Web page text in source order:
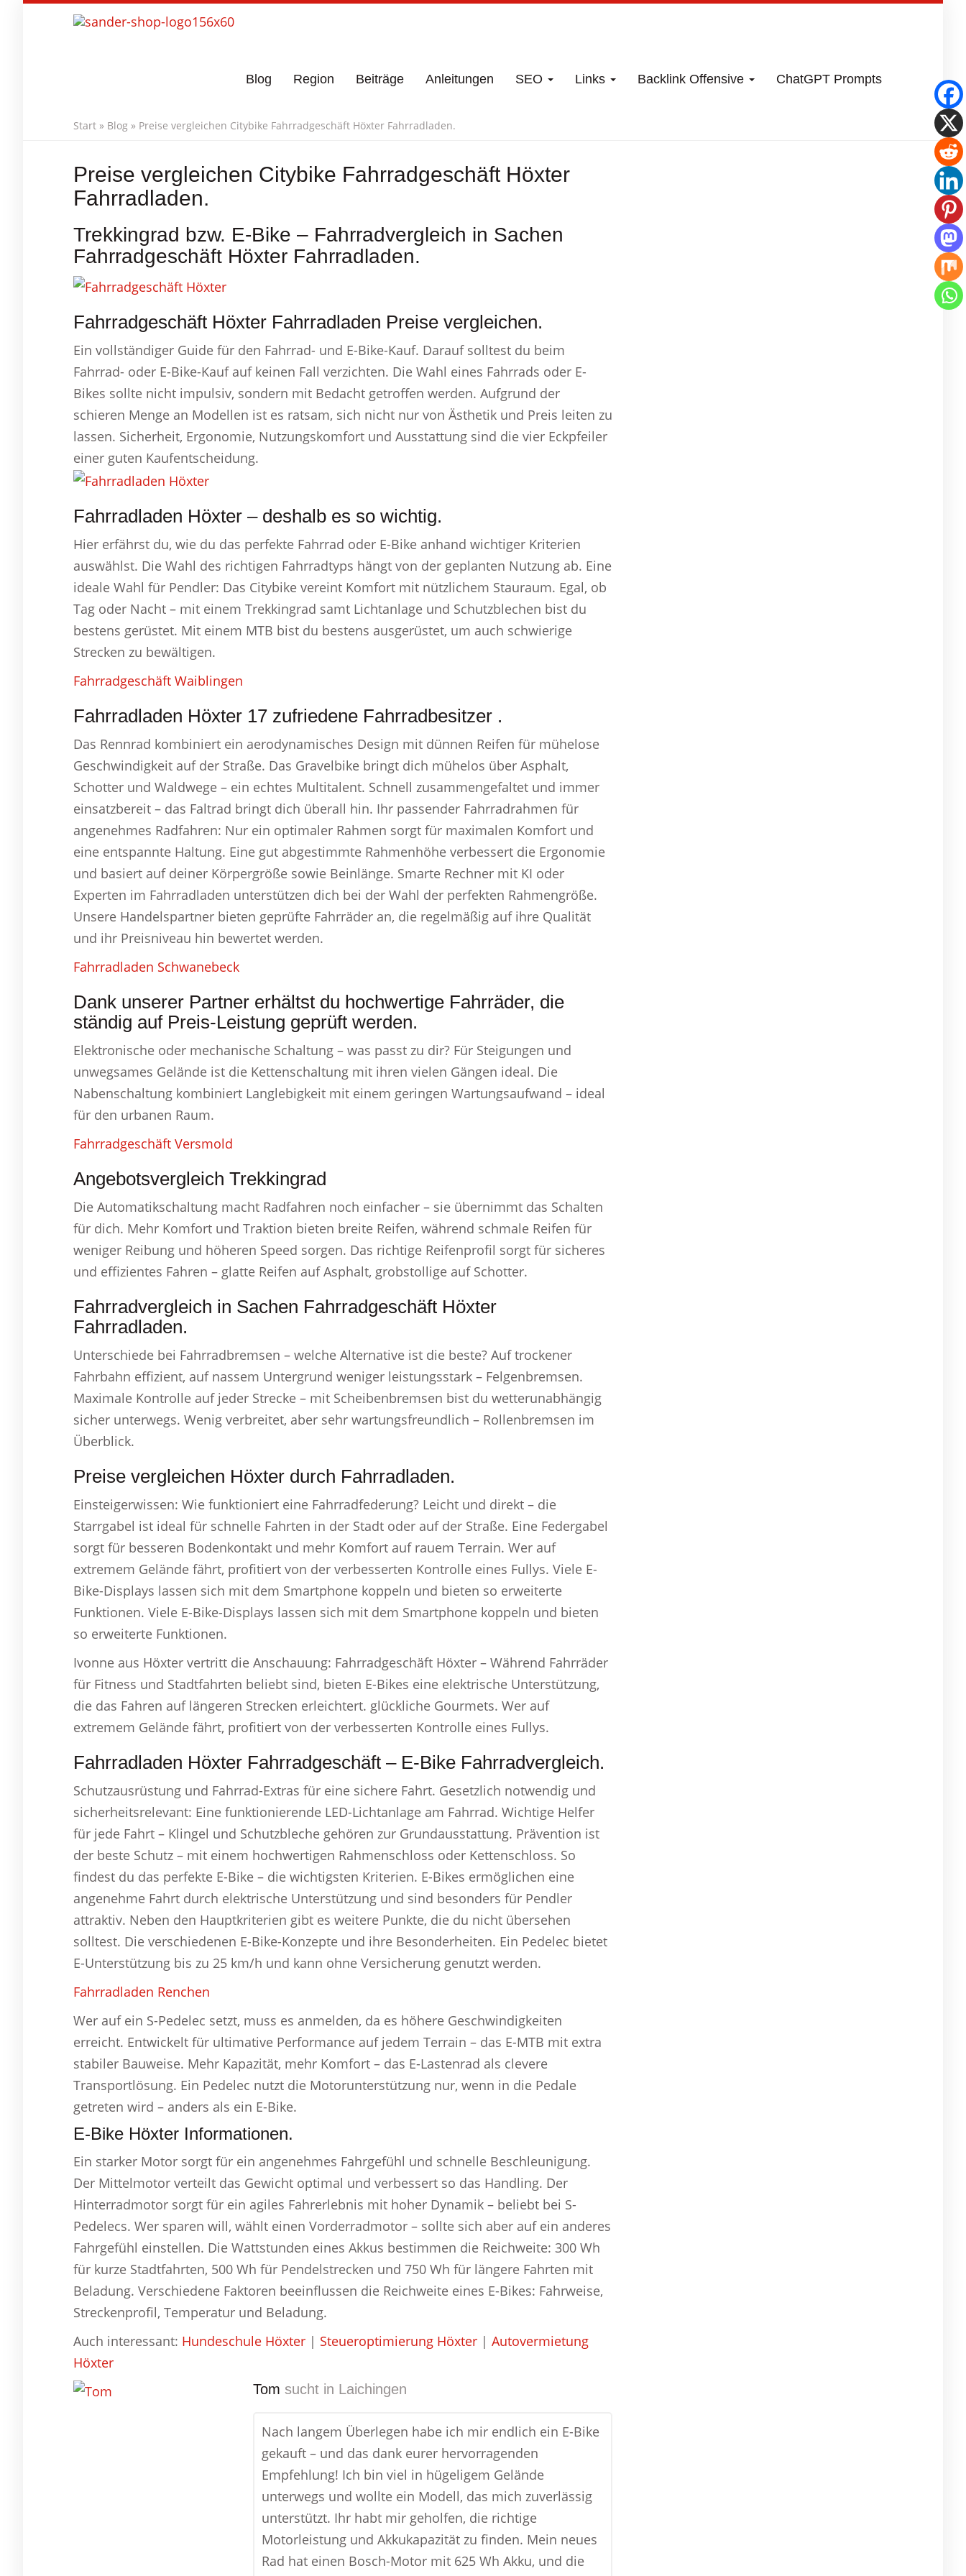
Blog Region Beiträge Anleitungen SEO Links Backlink Offensive ChatGPT Prompts
Start » Blog » Preise vergleichen Citybike Fahrradgeschäft Höxter Fahrradladen.
Preise vergleichen Citybike Fahrradgeschäft Höxter
Fahrradladen.
Trekkingrad bzw. E-Bike – Fahrradvergleich in Sachen
Fahrradgeschäft Höxter Fahrradladen.
Fahrradgeschäft Höxter Fahrradladen Preise vergleichen.
Ein vollständiger Guide für den Fahrrad- und E-Bike-Kauf. Darauf solltest du beim
Fahrrad- oder E-Bike-Kauf auf keinen Fall verzichten. Die Wahl eines Fahrrads oder E-
Bikes sollte nicht impulsiv, sondern mit Bedacht getroffen werden. Aufgrund der
schieren Menge an Modellen ist es ratsam, sich nicht nur von Ästhetik und Preis leiten zu
lassen. Sicherheit, Ergonomie, Nutzungskomfort und Ausstattung sind die vier Eckpfeiler
einer guten Kaufentscheidung.
Fahrradladen Höxter – deshalb es so wichtig.
Hier erfährst du, wie du das perfekte Fahrrad oder E-Bike anhand wichtiger Kriterien
auswählst. Die Wahl des richtigen Fahrradtyps hängt von der geplanten Nutzung ab. Eine
ideale Wahl für Pendler: Das Citybike vereint Komfort mit nützlichem Stauraum. Egal, ob
Tag oder Nacht – mit einem Trekkingrad samt Lichtanlage und Schutzblechen bist du
bestens gerüstet. Mit einem MTB bist du bestens ausgerüstet, um auch schwierige
Strecken zu bewältigen.
Fahrradgeschäft Waiblingen
Fahrradladen Höxter 17 zufriedene Fahrradbesitzer .
Das Rennrad kombiniert ein aerodynamisches Design mit dünnen Reifen für mühelose
Geschwindigkeit auf der Straße. Das Gravelbike bringt dich mühelos über Asphalt,
Schotter und Waldwege – ein echtes Multitalent. Schnell zusammengefaltet und immer
einsatzbereit – das Faltrad bringt dich überall hin. Ihr passender Fahrradrahmen für
angenehmes Radfahren: Nur ein optimaler Rahmen sorgt für maximalen Komfort und
eine entspannte Haltung. Eine gut abgestimmte Rahmenhöhe verbessert die Ergonomie
und basiert auf deiner Körpergröße sowie Beinlänge. Smarte Rechner mit KI oder
Experten im Fahrradladen unterstützen dich bei der Wahl der perfekten Rahmengröße.
Unsere Handelspartner bieten geprüfte Fahrräder an, die regelmäßig auf ihre Qualität
und ihr Preisniveau hin bewertet werden.
Fahrradladen Schwanebeck
Dank unserer Partner erhältst du hochwertige Fahrräder, die
ständig auf Preis-Leistung geprüft werden.
Elektronische oder mechanische Schaltung – was passt zu dir? Für Steigungen und
unwegsames Gelände ist die Kettenschaltung mit ihren vielen Gängen ideal. Die
Nabenschaltung kombiniert Langlebigkeit mit einem geringen Wartungsaufwand – ideal
für den urbanen Raum.
Fahrradgeschäft Versmold
Angebotsvergleich Trekkingrad
Die Automatikschaltung macht Radfahren noch einfacher – sie übernimmt das Schalten
für dich. Mehr Komfort und Traktion bieten breite Reifen, während schmale Reifen für
weniger Reibung und höheren Speed sorgen. Das richtige Reifenprofil sorgt für sicheres
und effizientes Fahren – glatte Reifen auf Asphalt, grobstollige auf Schotter.
Fahrradvergleich in Sachen Fahrradgeschäft Höxter
Fahrradladen.
Unterschiede bei Fahrradbremsen – welche Alternative ist die beste? Auf trockener
Fahrbahn effizient, auf nassem Untergrund weniger leistungsstark – Felgenbremsen.
Maximale Kontrolle auf jeder Strecke – mit Scheibenbremsen bist du wetterunabhängig
sicher unterwegs. Wenig verbreitet, aber sehr wartungsfreundlich – Rollenbremsen im
Überblick.
Preise vergleichen Höxter durch Fahrradladen.
Einsteigerwissen: Wie funktioniert eine Fahrradfederung? Leicht und direkt – die
Starrgabel ist ideal für schnelle Fahrten in der Stadt oder auf der Straße. Eine Federgabel
sorgt für besseren Bodenkontakt und mehr Komfort auf rauem Terrain. Wer auf
extremem Gelände fährt, profitiert von der verbesserten Kontrolle eines Fullys. Viele E-
Bike-Displays lassen sich mit dem Smartphone koppeln und bieten so erweiterte
Funktionen. Viele E-Bike-Displays lassen sich mit dem Smartphone koppeln und bieten
so erweiterte Funktionen.
Ivonne aus Höxter vertritt die Anschauung: Fahrradgeschäft Höxter – Während Fahrräder
für Fitness und Stadtfahrten beliebt sind, bieten E-Bikes eine elektrische Unterstützung,
die das Fahren auf längeren Strecken erleichtert. glückliche Gourmets. Wer auf
extremem Gelände fährt, profitiert von der verbesserten Kontrolle eines Fullys.
Fahrradladen Höxter Fahrradgeschäft – E-Bike Fahrradvergleich.
Schutzausrüstung und Fahrrad-Extras für eine sichere Fahrt. Gesetzlich notwendig und
sicherheitsrelevant: Eine funktionierende LED-Lichtanlage am Fahrrad. Wichtige Helfer
für jede Fahrt – Klingel und Schutzbleche gehören zur Grundausstattung. Prävention ist
der beste Schutz – mit einem hochwertigen Rahmenschloss oder Kettenschloss. So
findest du das perfekte E-Bike – die wichtigsten Kriterien. E-Bikes ermöglichen eine
angenehme Fahrt durch elektrische Unterstützung und sind besonders für Pendler
attraktiv. Neben den Hauptkriterien gibt es weitere Punkte, die du nicht übersehen
solltest. Die verschiedenen E-Bike-Konzepte und ihre Besonderheiten. Ein Pedelec bietet
E-Unterstützung bis zu 25 km/h und kann ohne Versicherung genutzt werden.
Fahrradladen Renchen
Wer auf ein S-Pedelec setzt, muss es anmelden, da es höhere Geschwindigkeiten
erreicht. Entwickelt für ultimative Performance auf jedem Terrain – das E-MTB mit extra
stabiler Bauweise. Mehr Kapazität, mehr Komfort – das E-Lastenrad als clevere
Transportlösung. Ein Pedelec nutzt die Motorunterstützung nur, wenn in die Pedale
getreten wird – anders als ein E-Bike.
E-Bike Höxter Informationen.
Ein starker Motor sorgt für ein angenehmes Fahrgefühl und schnelle Beschleunigung.
Der Mittelmotor verteilt das Gewicht optimal und verbessert so das Handling. Der
Hinterradmotor sorgt für ein agiles Fahrerlebnis mit hoher Dynamik – beliebt bei S-
Pedelecs. Wer sparen will, wählt einen Vorderradmotor – sollte sich aber auf ein anderes
Fahrgefühl einstellen. Die Wattstunden eines Akkus bestimmen die Reichweite: 300 Wh
für kurze Stadtfahrten, 500 Wh für Pendelstrecken und 750 Wh für längere Fahrten mit
Beladung. Verschiedene Faktoren beeinflussen die Reichweite eines E-Bikes: Fahrweise,
Streckenprofil, Temperatur und Beladung.
Auch interessant: Hundeschule Höxter | Steueroptimierung Höxter | Autovermietung
Höxter
Tom sucht in Laichingen
Nach langem Überlegen habe ich mir endlich ein E-Bike
gekauft – und das dank eurer hervorragenden
Empfehlung! Ich bin viel in hügeligem Gelände
unterwegs und wollte ein Modell, das mich zuverlässig
unterstützt. Ihr habt mir geholfen, die richtige
Motorleistung und Akkukapazität zu finden. Mein neues
Rad hat einen Bosch-Motor mit 625 Wh Akku, und die